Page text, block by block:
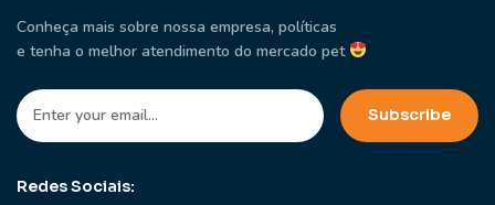
Conheça mais sobre nossa empresa, políticas
e tenha o melhor atendimento do mercado pet
Redes Sociais: